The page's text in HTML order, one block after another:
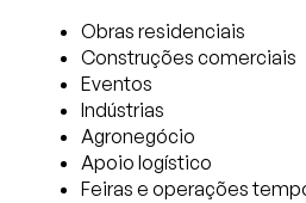
Obras residenciais
Construções comerciais
Eventos
Indústrias
Agronegócio
Apoio logístico
Feiras e operações